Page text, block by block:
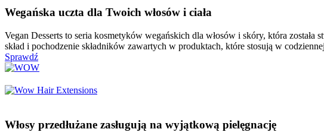
Wegańska uczta dla Twoich włosów i ciała
Vegan Desserts to seria kosmetyków wegańskich dla włosów i skóry, która
skład i pochodzenie składników zawartych w produktach, które stosują w
Sprawdź
Włosy przedłużane zasługują na wyjątkową pielęgnację